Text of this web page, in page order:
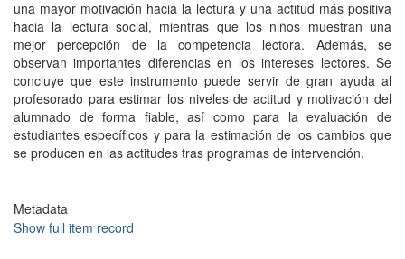
una mayor motivación hacia la lectura y una actitud más positiva
hacia la lectura social, mientras que los niños muestran una
mejor percepción de la competencia lectora. Además, se
observan importantes diferencias en los intereses lectores. Se
concluye que este instrumento puede servir de gran ayuda al
profesorado para estimar los niveles de actitud y motivación del
alumnado de forma fiable, así como para la evaluación de
estudiantes específicos y para la estimación de los cambios que
se producen en las actitudes tras programas de intervención.
Metadata
Show full item record